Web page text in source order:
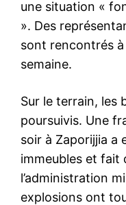
une situation «
». Des
sont rencontrés
semaine.
Sur le terrain, les
poursuivis. Une
soir à Zaporijjia a
immeubles et fait
l’administration
explosions ont